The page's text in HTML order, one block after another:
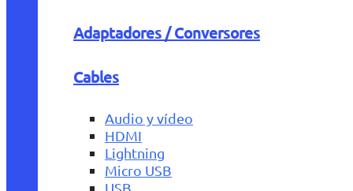
Adaptadores / Conversores
Cables
Audio y vídeo
HDMI
Lightning
Micro USB
USB